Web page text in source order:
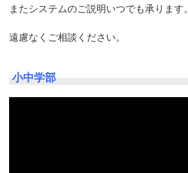
またシステムのご説明いつでも承ります。
遠慮なくご相談ください。
小中学部